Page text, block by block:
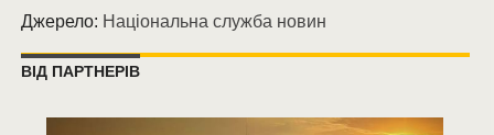
Джерело: Національна служба новин
ВІД ПАРТНЕРІВ